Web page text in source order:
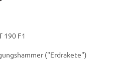
190 F1
("Erdrakete")